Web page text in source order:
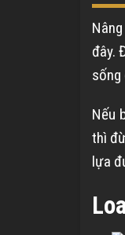
đây.
sống
Nếu
thì
lựa